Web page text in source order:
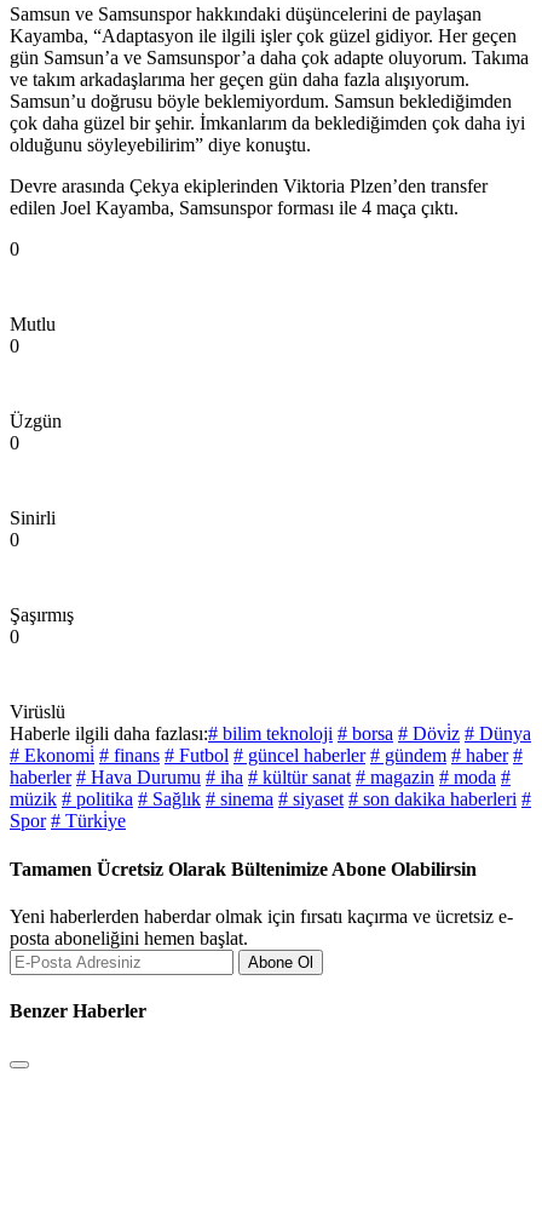
Samsun ve Samsunspor hakkındaki düşüncelerini de paylaşan
Kayamba, “Adaptasyon ile ilgili işler çok güzel gidiyor. Her geçen
gün Samsun’a ve Samsunspor’a daha çok adapte oluyorum. Takıma
ve takım arkadaşlarıma her geçen gün daha fazla alışıyorum.
Samsun’u doğrusu böyle beklemiyordum. Samsun beklediğimden
çok daha güzel bir şehir. İmkanlarım da beklediğimden çok daha iyi
olduğunu söyleyebilirim” diye konuştu.
Devre arasında Çekya ekiplerinden Viktoria Plzen’den transfer
edilen Joel Kayamba, Samsunspor forması ile 4 maça çıktı.
0
Mutlu
0
Üzgün
0
Sinirli
0
Şaşırmış
0
Virüslü
Haberle ilgili daha fazlası:# bilim teknoloji # borsa # Dövi̇z # Dünya
# Ekonomi̇ # finans # Futbol # güncel haberler # gündem # haber #
haberler # Hava Durumu # iha # kültür sanat # magazin # moda #
müzik # politika # Sağlık # sinema # siyaset # son dakika haberleri #
Spor # Türki̇ye
Tamamen Ücretsiz Olarak Bültenimize Abone Olabilirsin
Yeni haberlerden haberdar olmak için fırsatı kaçırma ve ücretsiz e-
posta aboneliğini hemen başlat.
Abone Ol
Benzer Haberler